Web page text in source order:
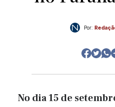
Por:
No dia 15 de